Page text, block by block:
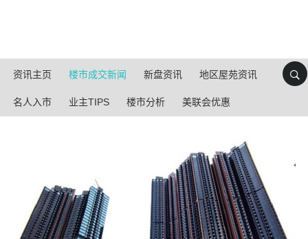
资讯主页 楼市成交新闻 新盘资讯 地区屋苑资讯
名人入市 业主TIPS 楼市分析 美联会优惠